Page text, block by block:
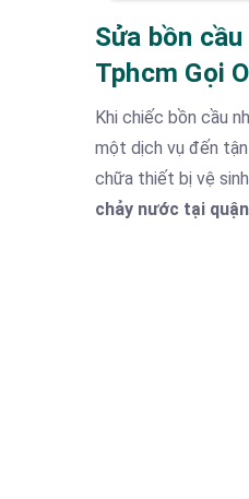
Sửa bồn
Tphcm Gọi
Khi chiếc bồn cầu
một dịch vụ đến
chữa thiết bị vệ
chảy nước tại quận